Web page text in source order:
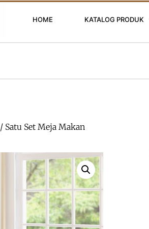
HOME KATALOG PRODUK
/ Satu Set Meja Makan